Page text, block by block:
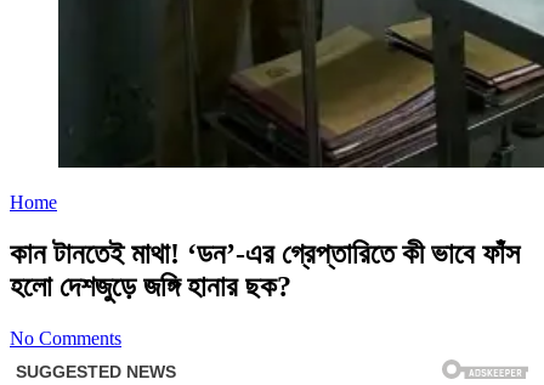
Home
কান টানতেই মাথা! ‘ডন’-এর গ্রেপ্তারিতে কী ভাবে ফাঁস
হলো দেশজুড়ে জঙ্গি হানার ছক?
No Comments